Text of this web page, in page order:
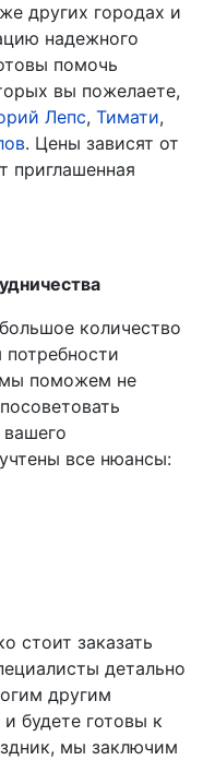
других городах и
надежного
помочь
вы пожелаете,
Лепс, Тимати,
. Цены зависят от
приглашенная
количество
поможем не
все нюансы:
стоит заказать
детально
другим
будете готовы к
мы заключим